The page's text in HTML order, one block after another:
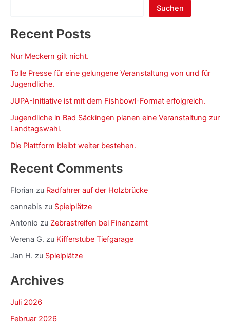
Suchen
Recent Posts
Nur Meckern gilt nicht.
Tolle Presse für eine gelungene Veranstaltung von und für
Jugendliche.
JUPA-Initiative ist mit dem Fishbowl-Format erfolgreich.
Jugendliche in Bad Säckingen planen eine Veranstaltung zur
Landtagswahl.
Die Plattform bleibt weiter bestehen.
Recent Comments
Florian zu Radfahrer auf der Holzbrücke
cannabis zu Spielplätze
Antonio zu Zebrastreifen bei Finanzamt
Verena G. zu Kifferstube Tiefgarage
Jan H. zu Spielplätze
Archives
Juli 2026
Februar 2026